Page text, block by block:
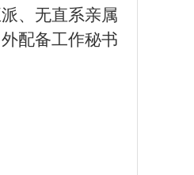
、无直系亲属
配备工作秘书